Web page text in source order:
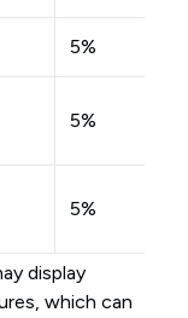
5%
5%
5%
display
which can